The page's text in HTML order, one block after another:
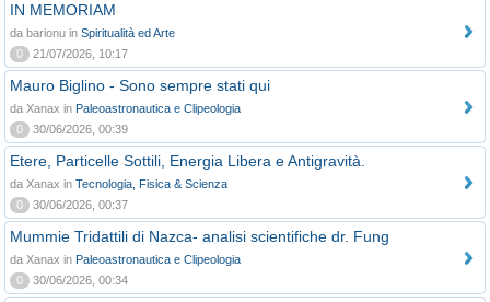
IN MEMORIAM
da barionu in Spiritualità ed Arte
0
21/07/2026, 10:17
Mauro Biglino - Sono sempre stati qui
da Xanax in Paleoastronautica e Clipeologia
0
30/06/2026, 00:39
Etere, Particelle Sottili, Energia Libera e Antigravità.
da Xanax in Tecnologia, Fisica & Scienza
0
30/06/2026, 00:37
Mummie Tridattili di Nazca- analisi scientifiche dr. Fung
da Xanax in Paleoastronautica e Clipeologia
0
30/06/2026, 00:34